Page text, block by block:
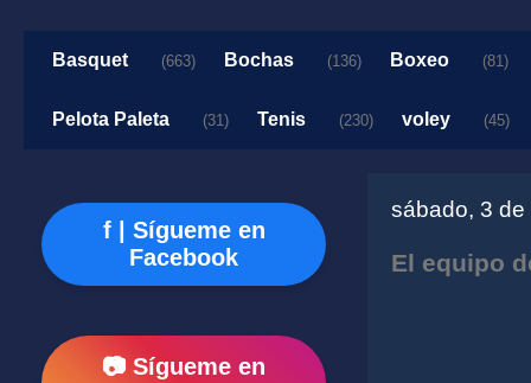
Basquet (663) Bochas (136) Boxeo (81)
Pelota Paleta (31) Tenis (230) voley (45)
sábado, 3
El equipo
f | Sígueme en
Facebook
📷 Sígueme en